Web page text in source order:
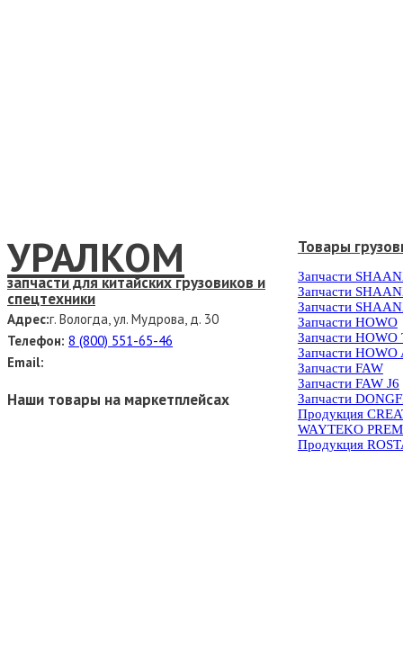
УРАЛКОМ
запчасти для китайских грузовиков и
спецтехники
Адрес:г. Вологда, ул. Мудрова, д. 30
Телефон: 8 (800) 551-65-46
Email:
Наши товары на маркетплейсах
Товары
Запчасти
Запчасти
Запчасти
Запчасти HOWO
Запчасти HOWO
Запчасти HOWO
Запчасти FAW
Запчасти FAW J6
Запчасти
Продукция
WAYTEKO
Продукция